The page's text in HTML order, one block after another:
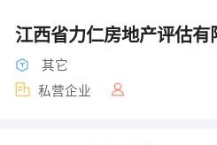
江西省力仁房地产评估有
其它
私营企业